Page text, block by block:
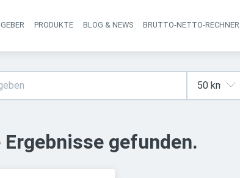
Haupt-Navigation
PRODUKTE BLOG & NEWS BRUTTO-NETTO-RECHNER
gefunden.